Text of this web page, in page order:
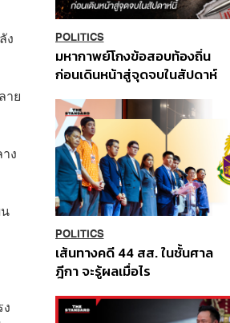
ง
าย
ง
POLITICS
มหากาพย์โกงข้อสอบท้องถิ่น
ก่อนเดินหน้าสู่จุดจบในสัปดาห์
POLITICS
เส้นทางคดี 44 สส. ในชั้นศาล
ฎีกา จะรู้ผลเมื่อไร